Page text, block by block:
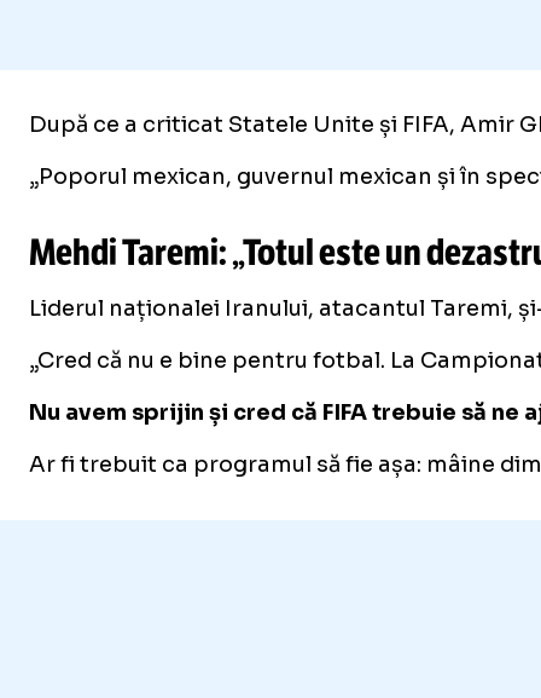
După ce a criticat Statele Unite și FIFA, Amir
„Poporul mexican, guvernul mexican și în
Mehdi Taremi: „Totul este un
Liderul naționalei Iranului, atacantul Taremi,
„Cred că nu e bine pentru fotbal. La
Nu avem sprijin și cred că FIFA trebuie să ne
Ar fi trebuit ca programul să fie așa: mâine